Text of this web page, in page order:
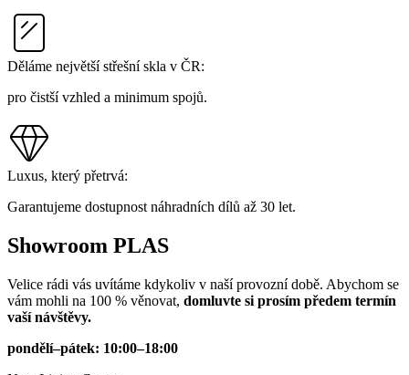
Děláme největší střešní skla v ČR:
pro čistší vzhled a minimum spojů.
Luxus, který přetrvá:
Garantujeme dostupnost náhradních dílů až 30 let.
Showroom PLAS
Velice rádi vás uvítáme kdykoliv v naší provozní době. Abychom se
vám mohli na 100 % věnovat, domluvte si prosím předem termín
vaší návštěvy.
pondělí–pátek: 10:00–18:00